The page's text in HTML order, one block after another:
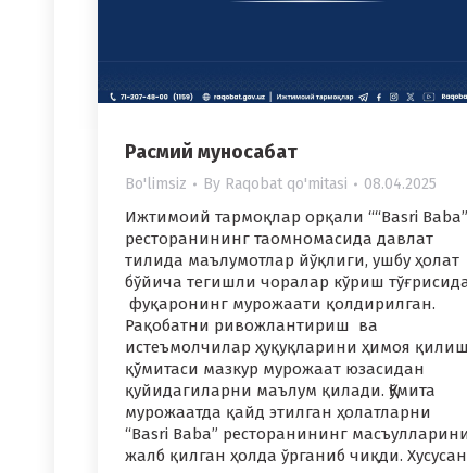
Расмий муносабат
Bo'limsiz By Raqobat qo'mitasi 08.04.2025
Ижтимоий тармоқлар орқали ““Basri Baba”
ресторанининг таомномасида давлат
тилида маълумотлар йўқлиги, ушбу ҳолат
бўйича тегишли чоралар кўриш
фуқаронинг мурожаати қолдирилган.
Рақобатни ривожлантириш ва
истеъмолчилар ҳуқуқларини ҳимоя қилиш
қўмитаси мазкур мурожаат юзасидан
қуйидагиларни маълум қилади. Қўмита
мурожаатда қайд этилган ҳолатларни
“Basri Baba” ресторанининг
жалб қилган ҳолда ўрганиб чиқди.